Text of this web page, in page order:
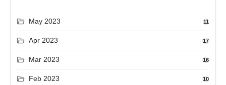
folder_open May 2023 11
folder_open Apr 2023 17
folder_open Mar 2023 16
folder_open Feb 2023 10